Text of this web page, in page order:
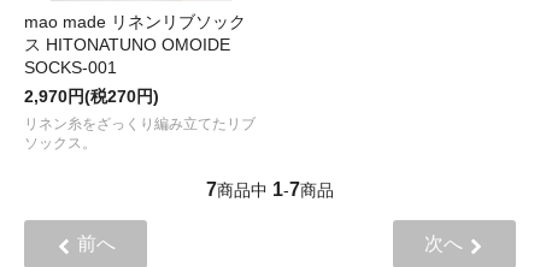
mao made リネンリブソック
ス HITONATUNO OMOIDE
SOCKS-001
2,970円(税270円)
リネン糸をざっくり編み立てたリブ
ソックス。
7商品中 1-7商品
前へ 次へ